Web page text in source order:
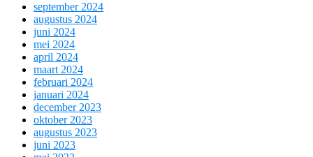
september 2024
augustus 2024
juni 2024
mei 2024
april 2024
maart 2024
februari 2024
januari 2024
december 2023
oktober 2023
augustus 2023
juni 2023